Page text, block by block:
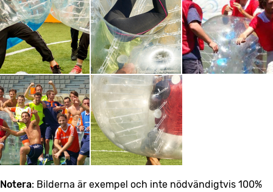
Notera: Bilderna är exempel och inte nödvändigtvis 100%